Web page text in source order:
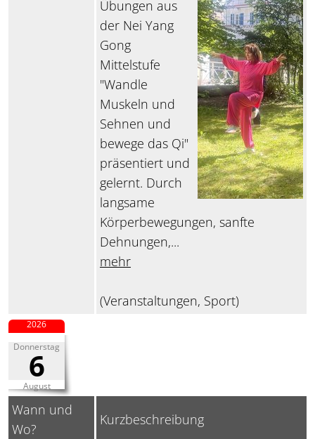
Übungen aus
der Nei Yang
Gong
Mittelstufe
"Wandle
Muskeln und
Sehnen und
bewege das Qi"
präsentiert und
gelernt. Durch
langsame
Körperbewegungen, sanfte
Dehnungen,...
mehr
(Veranstaltungen, Sport)
Donnerstag
6
August
2026
Wann und
Wo?
Kurzbeschreibung